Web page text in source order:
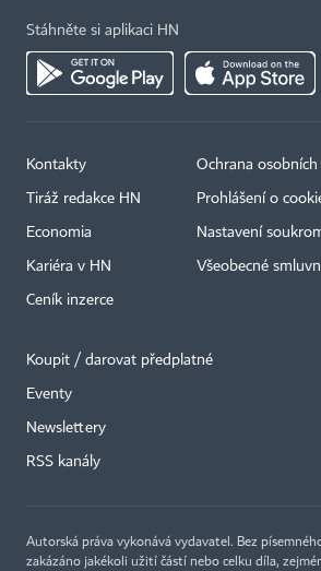
Stáhněte si aplikaci HN
Kontakty
Tiráž redakce HN
Economia
Kariéra v HN
Ceník inzerce
Ochrana
Prohlášení o
Nastavení
Všeobecné
Koupit / darovat předplatné
Eventy
Newslettery
RSS kanály
Autorská práva vykonává vydavatel. Bez
zakázáno jakékoli užití částí nebo celku díla,